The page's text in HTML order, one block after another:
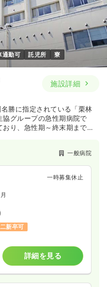
通勤可 託児所 寮
施設詳細
勝に指定されている「栗林
グループの急性期病院で
り、急性期～終末期までの
一般病院
一時募集休止
新卒可
詳細を見る